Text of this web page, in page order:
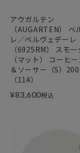
アウガルテン
（AUGARTEN） ベ
レ／ベルヴェデーレ
（6925RM） スモー
（マット） コーヒ
＆ソーサー（S）
（114）
¥83,600税込